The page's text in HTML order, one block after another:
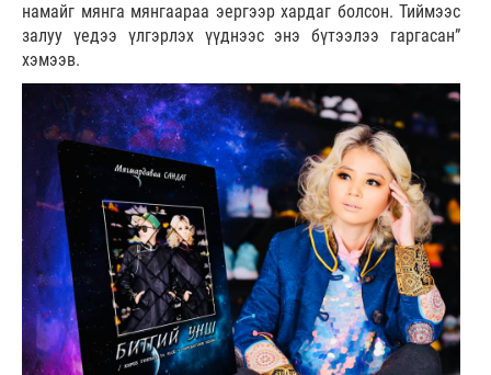
намайг мянга мянгаараа эергээр хардаг болсон. Тиймээс
залуу үедээ үлгэрлэх үүднээс энэ бүтээлээ гаргасан”
хэмээв.